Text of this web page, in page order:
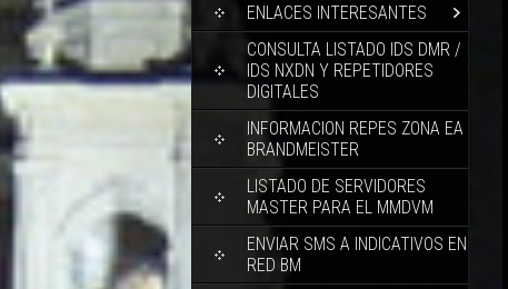
ENLACES INTERESANTES
CONSULTA LISTADO IDS DMR /
IDS NXDN Y REPETIDORES
DIGITALES
INFORMACION REPES ZONA EA
BRANDMEISTER
LISTADO DE SERVIDORES
MASTER PARA EL MMDVM
ENVIAR SMS A INDICATIVOS EN
RED BM